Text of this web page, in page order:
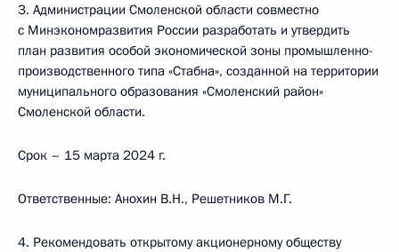
3. Администрации Смоленской области совместно
с Минэкономразвития России разработать и утвердить
план развития особой экономической зоны промышленно-
производственного типа «Стабна», созданной на территории
муниципального образования «Смоленский район»
Смоленской области.
Срок – 15 марта 2024 г.
Ответственные: Анохин В.Н., Решетников М.Г.
4. Рекомендовать открытому акционерному обществу